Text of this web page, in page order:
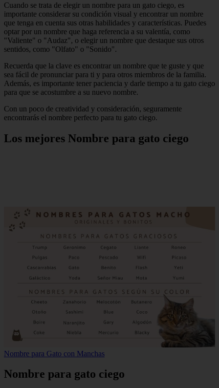
Cuando se trata de elegir un nombre para un gato ciego, es
importante considerar su condición visual y encontrar un nombre
que tenga en cuenta sus otras habilidades y características. Puedes
optar por un nombre que haga referencia a su valentía, como
"Valiente" o "Audaz", o elegir un nombre que destaque sus otros
sentidos, como "Olfato" o "Sonido".
Recuerda que la clave es encontrar un nombre que te guste y que
sea fácil de pronunciar para ti y para otros miembros de la familia.
Además, es importante tener paciencia y darle tiempo a tu gato ciego
para que se acostumbre a su nuevo nombre.
Con un poco de creatividad y consideración, seguramente
encontrarás el nombre perfecto para tu gato ciego.
Los mejores Nombre para gato ciego
Nombre para Gato con Manchas
Nombre para gato ciego